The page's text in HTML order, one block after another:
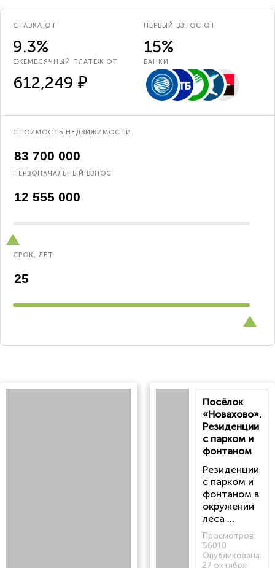
СТАВКА ОТ
9.3%
ПЕРВЫЙ ВЗНОС ОТ
15%
ЕЖЕМЕСЯЧНЫЙ ПЛАТЁЖ ОТ
612,249 ₽
БАНКИ
СТОИМОСТЬ НЕДВИЖИМОСТИ
ПЕРВОНАЧАЛЬНЫЙ ВЗНОС
СРОК, ЛЕТ
Посёлок
«Новахово».
Резиденции
с парком и
фонтаном
Резиденции
с парком и
фонтаном в
окружении
леса ...
Просмотров:
56010
Опубликована:
27 октября